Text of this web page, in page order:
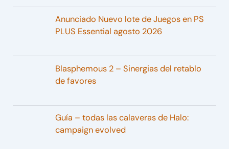
Anunciado Nuevo lote de Juegos en PS
PLUS Essential agosto 2026
Blasphemous 2 – Sinergias del retablo
de favores
Guía – todas las calaveras de Halo:
campaign evolved